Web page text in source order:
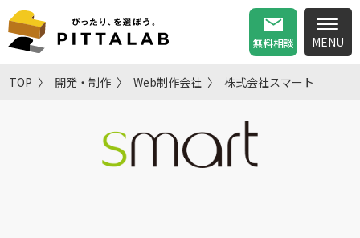
無料相談
TOP 開発・制作 Web制作会社 株式会社スマート